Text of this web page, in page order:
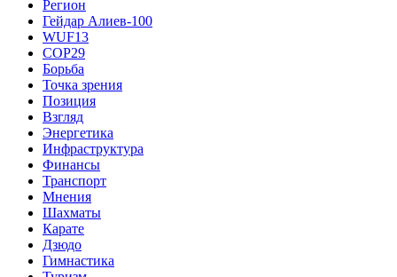
Регион
Гейдар Алиев-100
WUF13
COP29
Борьба
Точка зрения
Позиция
Взгляд
Энергетика
Инфраструктура
Финансы
Транспорт
Мнения
Шахматы
Карате
Дзюдо
Гимнастика